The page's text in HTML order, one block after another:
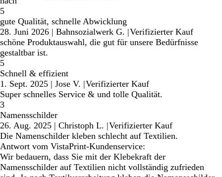
5
gute Qualität, schnelle Abwicklung
28. Juni 2026 | Bahnsozialwerk G. |Verifizierter Kauf
schöne Produktauswahl, die gut für unsere Bedürfnisse
gestaltbar ist.
5
Schnell & effizient
1. Sept. 2025 | Jose V. |Verifizierter Kauf
Super schnelles Service & und tolle Qualität.
3
Namensschilder
26. Aug. 2025 | Christoph L. |Verifizierter Kauf
Die Namenschilder kleben schlecht auf Textilien.
Antwort vom VistaPrint-Kundenservice:
Wir bedauern, dass Sie mit der Klebekraft der
Namensschilder auf Textilien nicht vollständig zufrieden